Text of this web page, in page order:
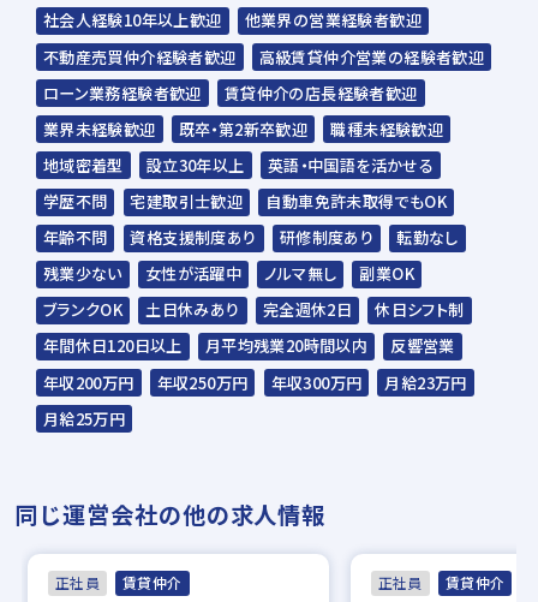
可能！
※上記完了後、次の選考へ進みます。
③2次面接
・オンラインまたは対面（約60分）
④内定
✅1次面接は【AI面接官】との簡単な問答♪
来社不要で、お手元のスマホやPCから
24時間いつでも好きな場所で面接できます◎
遠方や在職中の方もお気軽にご応募くださ
い。
✅2次面接は【採用担当者】との面接です！
できる限り多くの方とお話したいと考えてい
ますので、
ぜひ肩の力を抜いてご参加ください◎
社会人経験10年以上歓迎
他業界の営業経験者歓迎
不動産売買仲介経験者歓迎
高級賃貸仲介営業の経験者歓迎
ローン業務経験者歓迎
賃貸仲介の店長経験者歓迎
業界未経験歓迎
既卒・第2新卒歓迎
職種未経験歓迎
地域密着型
設立30年以上
英語・中国語を活かせる
学歴不問
宅建取引士歓迎
自動車免許未取得でもOK
年齢不問
資格支援制度あり 研修制度あり
転勤なし
残業少ない
女性が活躍中 ノルマ無し
副業OK
ブランクOK
土日休みあり 完全週休2日
休日シフト制
年間休日120日以上
月平均残業20時間以内
反響営業
年収200万円
年収250万円 年収300万円
月給23万円
月給25万円
同じ運営会社の他の求人情報
正社員 賃貸仲介 正社員 賃貸仲介